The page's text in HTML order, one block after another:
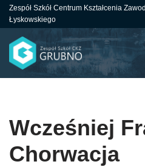
do
treści
Zespół Szkół Centrum Kształcenia
Łyskowskiego
Wcześniej
Chorwacja